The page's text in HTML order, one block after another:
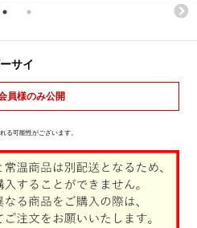
サイ
員様のみ公開
る可能性がございます。